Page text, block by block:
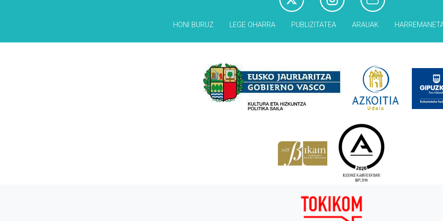
HONI BURUZ LEGE OHARRA PUBLIZITATEA ARAUAK